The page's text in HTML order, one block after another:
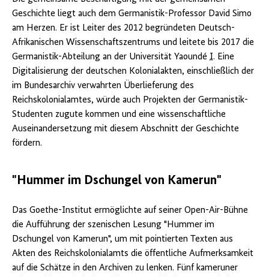
Geschichte liegt auch dem Germanistik-Professor David Simo
am Herzen. Er ist Leiter des 2012 begründeten Deutsch-
Afrikanischen Wissenschaftszentrums und leitete bis 2017 die
Germanistik-Abteilung an der Universität Yaoundé I. Eine
Digitalisierung der deutschen Kolonialakten, einschließlich der
im Bundesarchiv verwahrten Überlieferung des
Reichskolonialamtes, würde auch Projekten der Germanistik-
Studenten zugute kommen und eine wissenschaftliche
Auseinandersetzung mit diesem Abschnitt der Geschichte
fördern.
"Hummer im Dschungel von Kamerun"
Das Goethe-Institut ermöglichte auf seiner Open-Air-Bühne
die Aufführung der szenischen Lesung "Hummer im
Dschungel von Kamerun", um mit pointierten Texten aus
Akten des Reichskolonialamts die öffentliche Aufmerksamkeit
auf die Schätze in den Archiven zu lenken. Fünf kameruner